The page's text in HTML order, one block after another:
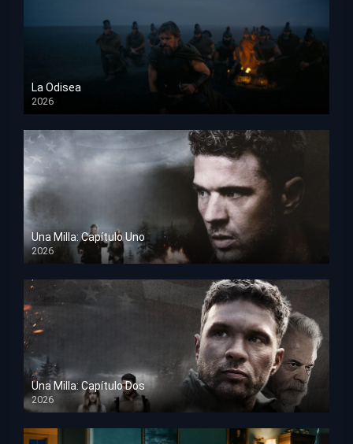
La Odisea
2026
TS Screener
Una Milla: Capítulo Uno
2026
HD 1080p
Una Milla: Capítulo Dos
2026
HD 1080p